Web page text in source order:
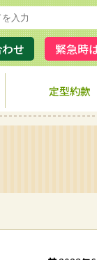
せ 緊急時
定型約款